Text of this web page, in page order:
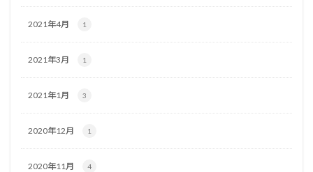
2021年4月 1
2021年3月 1
2021年1月 3
2020年12月 1
2020年11月 4